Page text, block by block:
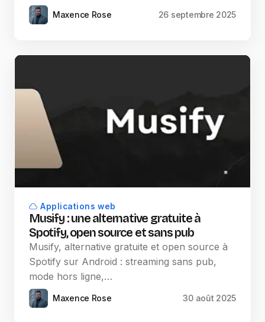
Maxence Rose 26 septembre 2025
Applications web
Musify : une alternative gratuite à
Spotify, open source et sans pub
Musify, alternative gratuite et open source à
Spotify sur Android : streaming sans pub,
mode hors ligne,…
Maxence Rose 30 août 2025